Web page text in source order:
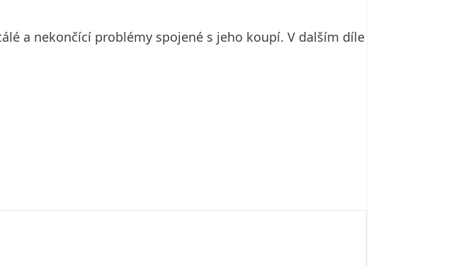
a nekončící problémy spojené s jeho koupí. V dalším díle